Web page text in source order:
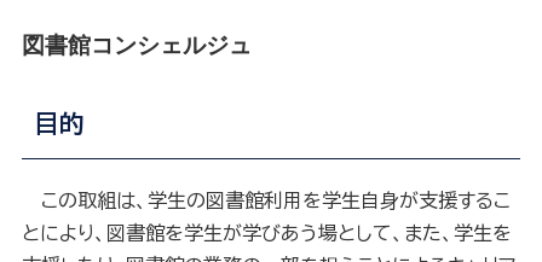
図書館コンシェルジュ
目的
この取組は、学生の図書館利用を学生自身が支援するこ
とにより、図書館を学生が学びあう場として、また、学生を